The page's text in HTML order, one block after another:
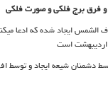
و فرق برج فلکی و صورت فلکی
ایجاد شده که ادعا
دشمنان شیعه ایجاد و توسط